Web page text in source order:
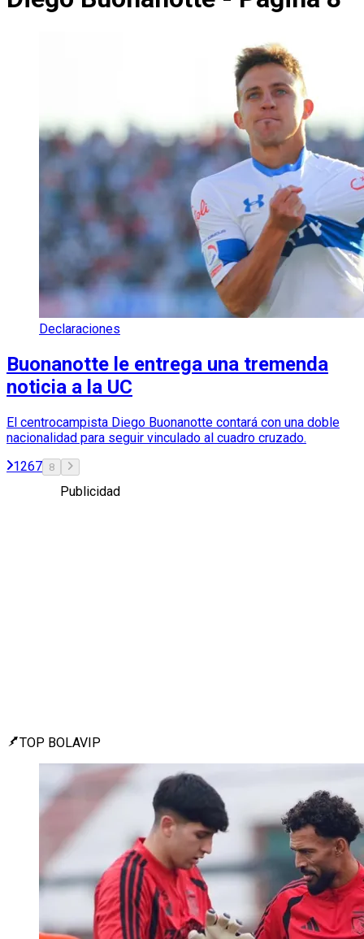
Declaraciones
Buonanotte le entrega una tremenda
noticia a la UC
El centrocampista Diego Buonanotte contará con una doble
nacionalidad para seguir vinculado al cuadro cruzado.
1267 8
Publicidad
TOP BOLAVIP